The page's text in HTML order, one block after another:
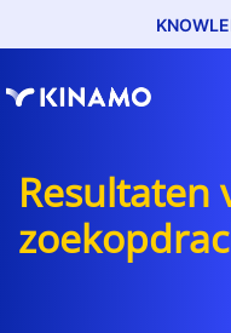
Resultaten